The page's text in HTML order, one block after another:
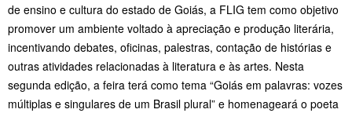
de ensino e cultura do estado de Goiás, a FLIG tem como objetivo
promover um ambiente voltado à apreciação e produção literária,
incentivando debates, oficinas, palestras, contação de histórias e
outras atividades relacionadas à literatura e às artes. Nesta
segunda edição, a feira terá como tema “Goiás em palavras: vozes
múltiplas e singulares de um Brasil plural” e homenageará o poeta